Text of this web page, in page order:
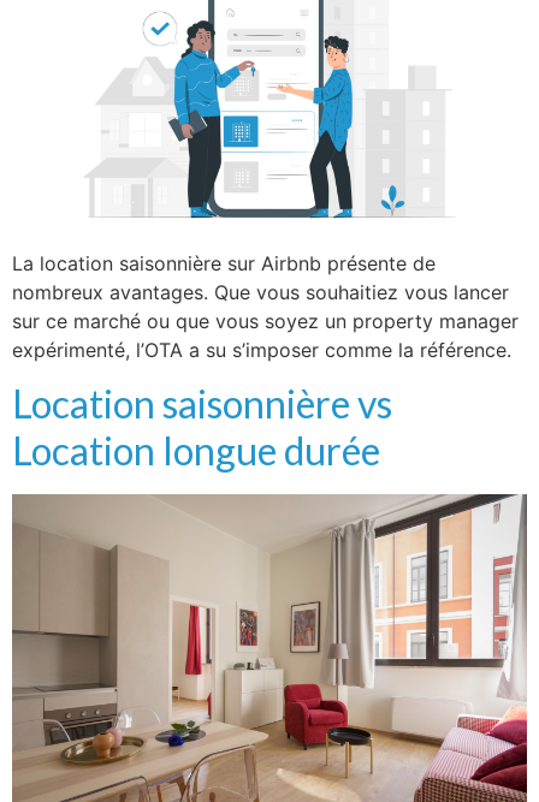
La location saisonnière sur Airbnb présente de
nombreux avantages. Que vous souhaitiez vous lancer
sur ce marché ou que vous soyez un property manager
expérimenté, l’OTA a su s’imposer comme la référence.
Location saisonnière vs
Location longue durée